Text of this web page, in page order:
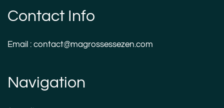
Contact Info
Email : contact@magrossessezen.com
Navigation